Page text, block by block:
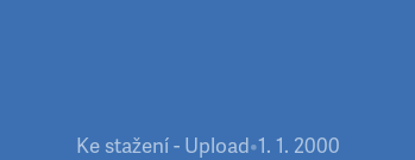
Ke stažení - Upload•1. 1. 2000